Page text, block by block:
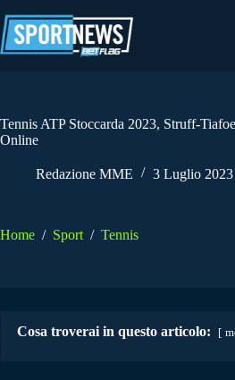
al
contenuto
Tennis ATP Stoccarda 2023, Struff-
Online
Redazione MME 3 Luglio 2023
Home / Sport / Tennis
Cosa troverai in questo articolo: